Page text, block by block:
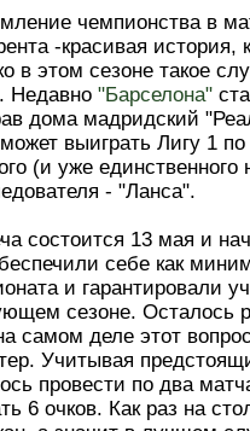
чемпионства в
-красивая история,
в этом сезоне такое
Недавно "Барселона"
дома мадридский
выиграть Лигу 1 по
(и уже
- "Ланса".
состоится 13 мая и
себе как
и гарантировали
сезоне. Осталось
самом деле этот
Учитывая
провести по два
6 очков. Как раз на